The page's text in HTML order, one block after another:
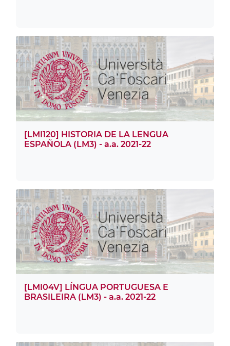
[LMI120] HISTORIA DE LA LENGUA
ESPAÑOLA (LM3) - a.a. 2021-22
[LMI04V] LÍNGUA PORTUGUESA E
BRASILEIRA (LM3) - a.a. 2021-22